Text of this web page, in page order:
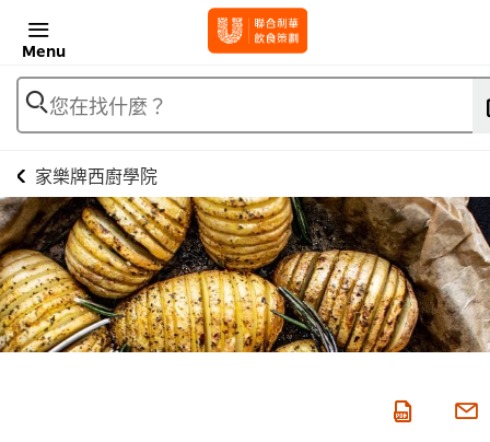
Menu
您在找什麼？
家樂牌西廚學院